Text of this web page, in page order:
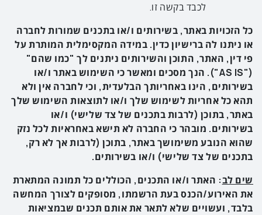
לכבד בקשה זו.
כל הזכויות באתר, בשירותים ו/או בתכנים שמורות לחברה
או ניתנו לה ברישיון כדין. במידה המקסימלית המותרת על
פי דין, האתר, התוכן והשירותים ניתנים לך "כמו שהם"
("
AS IS"). הנך מסכים ומאשר כי השימוש באתר ו/או
בשירותים, הינו באחריותך הבלעדית, וכי לחברה אין ולא
תהא כל אחריות לשימוש שלך ו/או לתוצאות השימוש שלך
באתר, בתוכן (לרבות בתכנים של צד שלישי) ו/או
בשירותים. מובהר כי החברה לא תישא באחראיות לכל נזק
שהוא הנובע משימושך באתר, בתוכן (לרבות אך לא רק,
בתכנים של צד שלישי) ו/או בשירותים.
שים לב: האתר ו/או התכנים, הכוללים כל תמונה המתארת
את האירוע/הכנס בעת הרשמתו, מסופקים לצורך המחשה
בלבד, ועשויים שלא לתאר אתאותם תכנים שבמציאות